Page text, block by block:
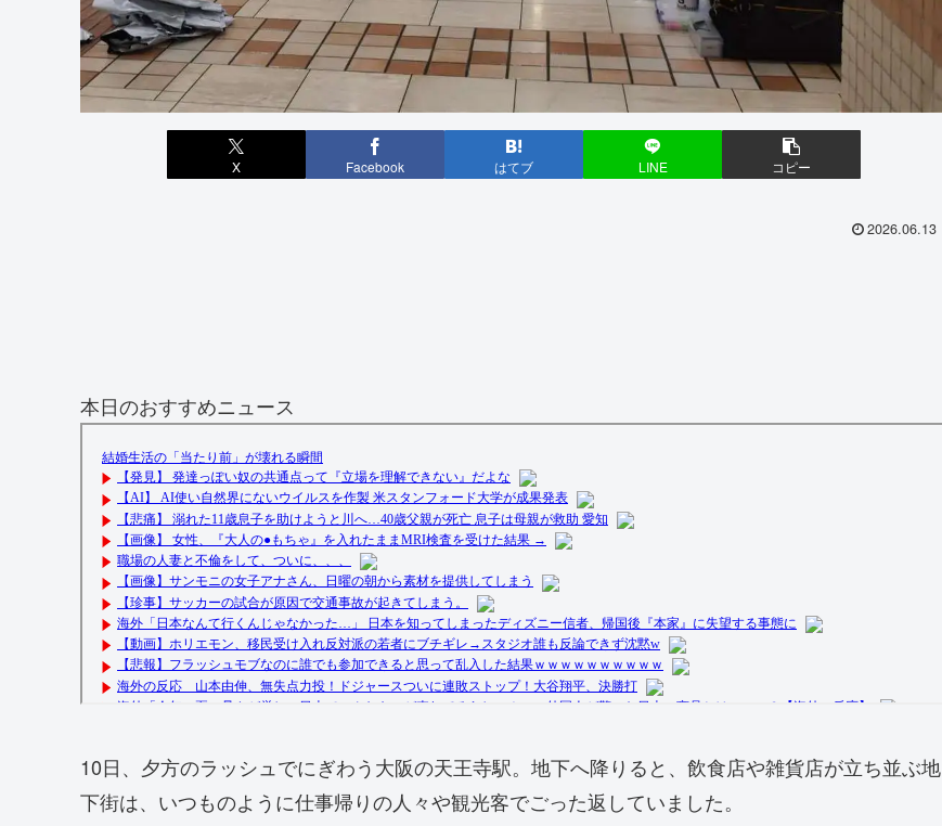
X Facebook はてブ LINE コピー
2026.06.13
本日のおすすめニュース
10日、夕方のラッシュでにぎわう大阪の天王寺駅。地下へ降りると、飲食店や雑貨店が立ち並ぶ地
下街は、いつものように仕事帰りの人々や観光客でごった返していました。